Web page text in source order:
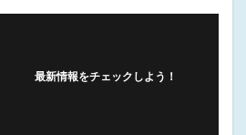
最新情報をチェックしよう！